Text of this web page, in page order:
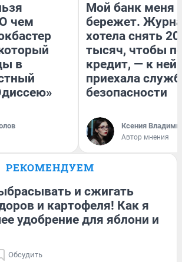
чем
в
Мой банк меня
бережет.
хотела снять
тысяч, чтобы
кредит, — к
приехала
безопасности
Ксения
Автор мнения
РЕКОМЕНДУЕМ
и сжигать
и картофеля! Как я
удобрение для яблони и
Обсудить